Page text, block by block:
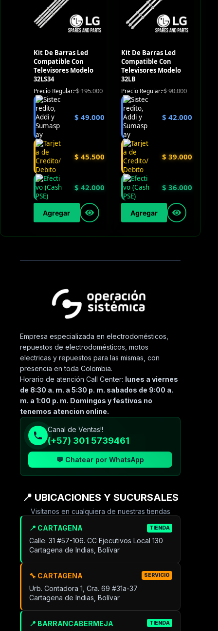
Kit De Barras Led
Compatible Con
Televisores Modelo
32LS34
Precio Regular:$195.000
$ 49.000
$ 45.500
$ 42.000
Agregar
Kit De Barras Led
Compatible Con
Televisores Modelo
32LB
Precio Regular:$90.000
$ 42.000
$ 39.000
$ 36.000
Agregar
Empresa especializada en electrodomésticos,
repuestos de electrodomésticos, motos
electricas y repuestos para las mismas, con
presencia en toda Colombia.
Horario de atención Call Center: lunes a viernes
de 8:30 a. m. a 5:30 p. m. sabados de 9:00 a.
m. a 1:00 p. m. Domingos y festivos no
tenemos atencion online.
Canal de Ventas!!
(+57) 301 5739461
💬 Chatear por WhatsApp
📍 UBICACIONES Y SUCURSALES
Visítanos en cualquiera de nuestras tiendas
📍 CARTAGENA TIENDA
Calle. 31 #57-106. CC Ejecutivos Local 130
Cartagena de Indias, Bolívar
🔧 CARTAGENA SERVICIO
Urb. Contadora 1, Cra. 69 #31a-37
Cartagena de Indias, Bolívar
📍 BARRANCABERMEJA TIENDA